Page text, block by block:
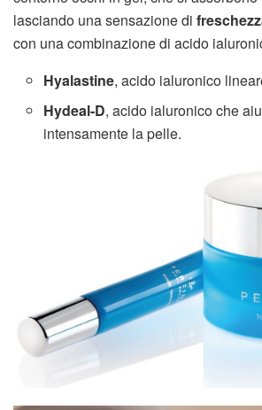
lasciando una sensazione di
con una combinazione di acido
Hyalastine, acido ialuronico
Hydeal-D, acido ialuronico che
intensamente la pelle.